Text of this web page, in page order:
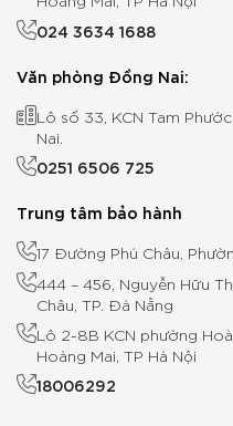
024 3634 1688
Văn phòng Đồng Nai:
Lô số 33, KCN Tam
Nai.
0251 6506 725
Trung tâm bảo hành
17 Đường Phú Châu,
444 – 456, Nguyễn Hữu
Châu, TP. Đà Nẵng
Lô 2-8B KCN phường
Hoàng Mai, TP Hà Nội
18006292